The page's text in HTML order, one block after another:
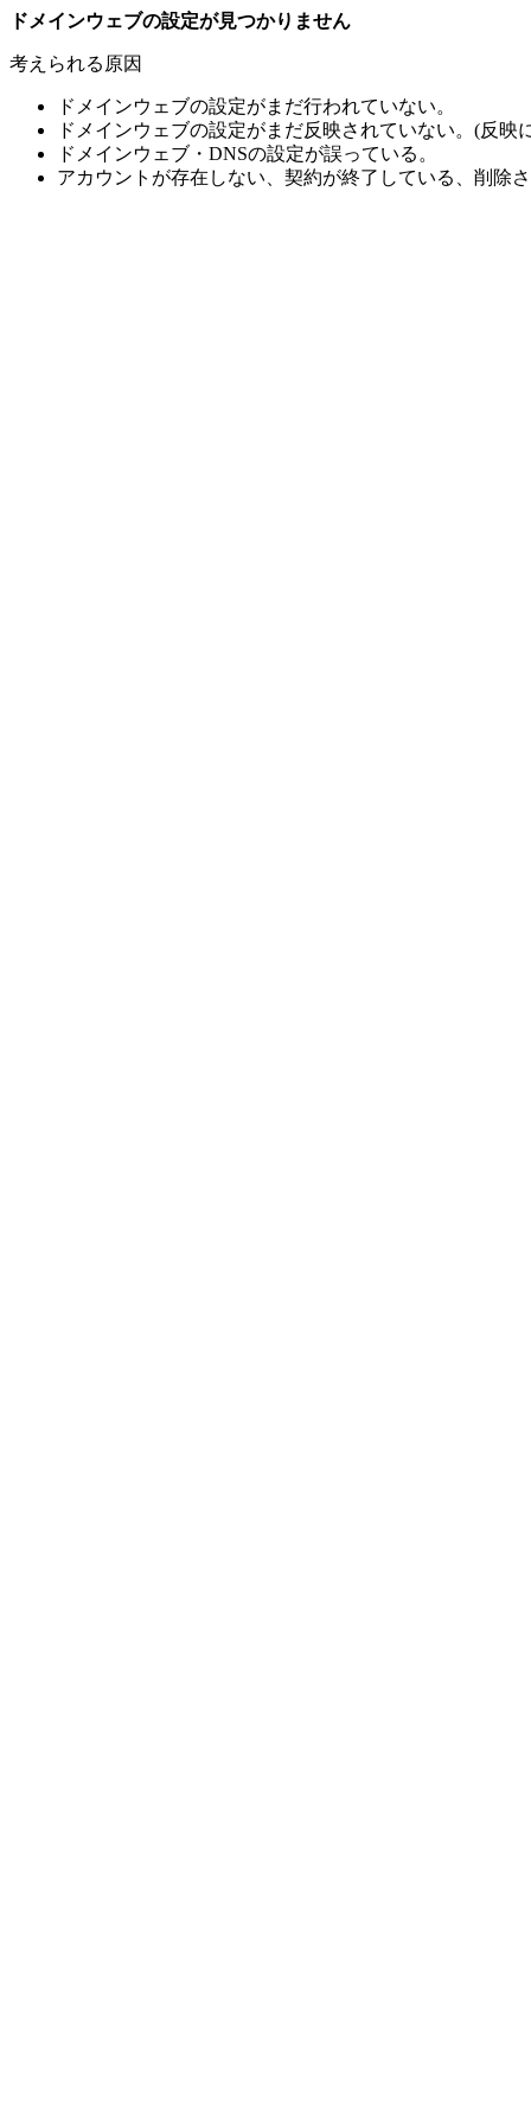
ドメインウェブの設定が見つかりません
考えられる原因
ドメインウェブの設定がまだ行われていない。
ドメインウェブの設定がまだ反映されていない。(反
ドメインウェブ・DNSの設定が誤っている。
アカウントが存在しない、契約が終了している、削除